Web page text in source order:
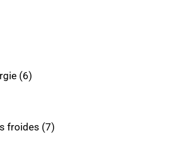
(6)
froides (7)